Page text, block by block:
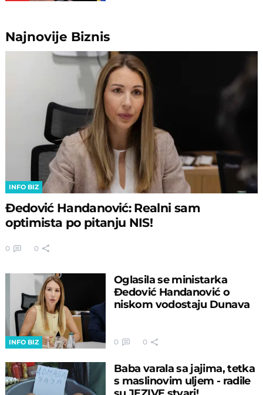
Najnovije Biznis
INFO BIZ
Đedović Handanović: Realni sam
optimista po pitanju NIS!
0 0
INFO BIZ
Oglasila se ministarka
Đedović Handanović o
niskom vodostaju Dunava
0 0
Baba varala sa jajima, tetka
s maslinovim uljem - radile